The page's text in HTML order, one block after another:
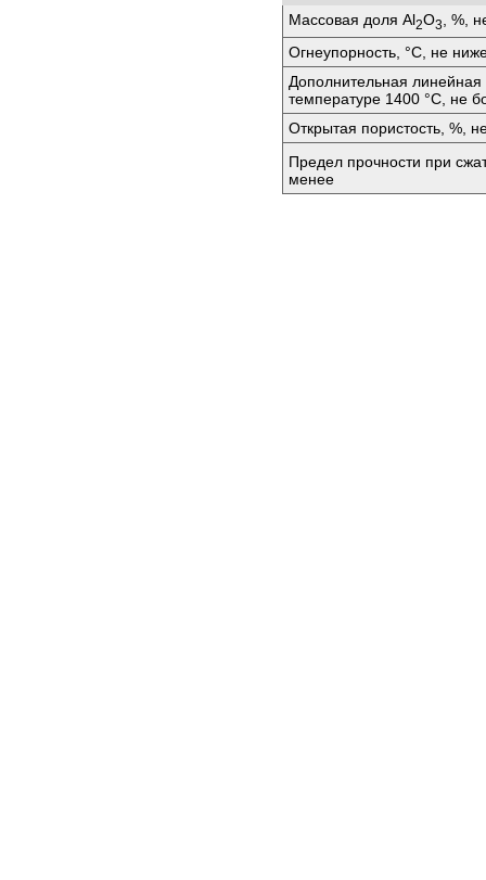
Массовая доля Аl2O3
, %,
Огнеупорность, °C, не
Дополнительная линейная
температуре 1400 °C, не
Открытая пористость, %,
Предел прочности при
менее